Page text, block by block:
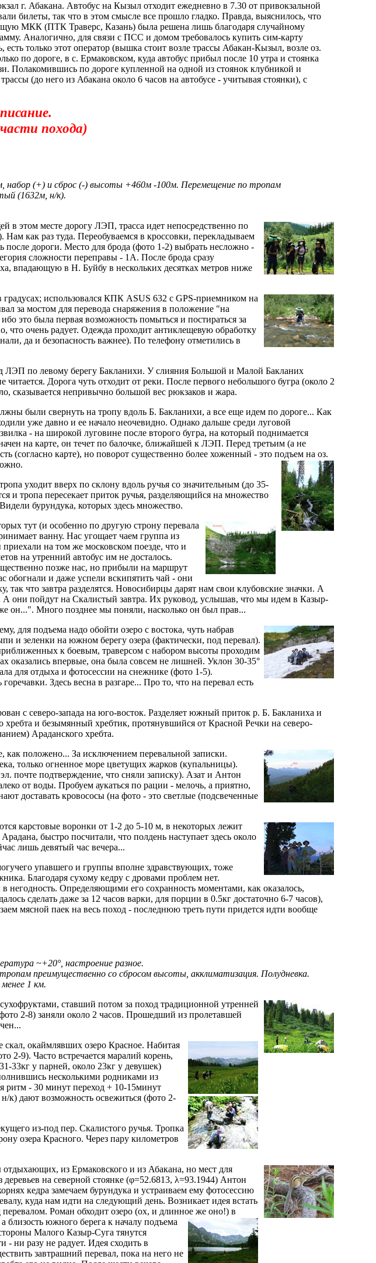
г. Абакана. Автобус на Кызыл отходит ежедневно в 7.30 от привокзальной
билеты, так что в этом смысле все прошло гладко. Правда, выяснилось, что
МКК (ПТК Траверс, Казань) была решена лишь благодаря случайному
Аналогично, для связи с ПСС и домом требовалось купить сим-карту
только этот оператор (вышка стоит возле трассы Абакан-Кызыл, возле оз.
по дороге, в с. Ермаковском, куда автобус прибыл после 10 утра и стоянка
Полакомившись по дороге купленной на одной из стоянок клубникой и
(до него из Абакана около 6 часов на автобусе - учитывая стоянки), с
похода)
набор (+) и сброс (-) высоты +460м -100м. Перемещение по тропам
(1632м, н/к).
этом месте дорогу ЛЭП, трасса идет непосредственно по
как раз туда. Переобуваемся в кроссовки, перекладываем
дороги. Место для брода (фото 1-2) выбрать несложно -
сложности переправы - 1А. После брода сразу
впадающую в Н. Буйбу в нескольких десятках метров ниже
использовался КПК ASUS 632 с GPS-приемником на
за мостом для перевода снаряжения в положение "на
это была первая возможность помыться и постираться за
очень радует. Одежда проходит антиклещевую обработку
да и безопасность важнее). По телефону отметились в
ЛЭП по левому берегу Бакланихи. У слияния Большой и Малой Бакланих
Дорога чуть отходит от реки. После первого небольшого бугра (около 2
сказывается непривычно большой вес рюкзаков и жара.
были свернуть на тропу вдоль Б. Бакланихи, а все еще идем по дороге... Как
уже давно и ее начало неочевидно. Однако дальше среди луговой
- на широкой луговине после второго бугра, на который поднимается
на карте, он течет по балочке, ближайшей к ЛЭП. Перед третьим (а не
(согласно карте), но поворот существенно более хоженный - это подъем на оз.
уходит вверх по склону вдоль ручья со значительным (до 35-
и тропа пересекает приток ручья, разделяющийся на множество
бурундука, которых здесь множество.
тут (и особенно по другую строну перевала
ванну. Нас угощает чаем группа из
на том же московском поезде, что и
на утренний автобус им не досталось.
позже нас, но прибыли на маршрут
и даже успели вскипятить чай - они
так что завтра разделятся. Новосибирцы дарят нам свои клубовские значки. А
они пойдут на Скалистый завтра. Их руковод, услышав, что мы идем в Казыр-
он...". Много позднее мы поняли, насколько он был прав...
для подъема надо обойти озеро с востока, чуть набрав
и зеленки на южном берегу озера (фактически, под перевал).
к боевым, траверсом с набором высоты проходим
оказались впервые, она была совсем не лишней. Уклон 30-35°
для отдыха и фотосессии на снежнике (фото 1-5).
Здесь весна в разгаре... Про то, что на перевал есть
с северо-запада на юго-восток. Разделяет южный приток р. Б. Бакланиха и
хребта и безымянный хребтик, протянувшийся от Красной Речки на северо-
Араданского хребта.
как положено... За исключением перевальной записки.
только огненное море цветущих жарков (купальницы).
почте подтверждение, что сняли записку). Азат и Антон
от воды. Пробуем аукаться по рации - мелочь, а приятно,
доставать кровососы (на фото - это светлые (подсвеченные
карстовые воронки от 1-2 до 5-10 м, в некоторых лежит
быстро посчитали, что полдень наступает здесь около
лишь девятый час вечера...
упавшего и группы вполне здравствующих, тоже
Благодаря сухому кедру с дровами проблем нет.
Определяющими его сохранность моментами, как оказалось,
сделать даже за 12 часов варки, для порции в 0.5кг достаточно 6-7 часов),
мясной паек на весь поход - последнюю треть пути придется идти вообще
~+20°, настроение разное.
преимущественно со сбросом высоты, акклиматизация. Полудневка.
1 км.
ставший потом за поход традиционной утренней
2-8) заняли около 2 часов. Прошедший из пролетавшей
окаймлявших озеро Красное. Набитая
2-9). Часто встречается маралий корень,
33кг у парней, около 23кг у девушек)
несколькими родниками из
ритм - 30 минут переход + 10-15минут
к) дают возможность освежиться (фото 2-
из-под пер. Скалистого ручья. Тропка
озера Красного. Через пару километров
отдыхающих, из Ермаковского и из Абакана, но мест для
на северной стоянке (φ=52.6813, λ=93.1944) Антон
кедра замечаем бурундука и устраиваем ему фотосессию
куда нам идти на следующий день. Возникает идея встать
Роман обходит озеро (ох, и длинное же оно!) в
а близость южного берега к началу подъема
Малого Казыр-Суга тянутся
- ни разу не радует. Идея сходить в
завтрашний перевал, пока на него не